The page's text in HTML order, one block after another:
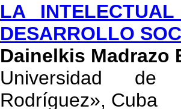
LA
DESARROLLO
Dainelkis Madrazo
Universidad de
Rodríguez», Cuba